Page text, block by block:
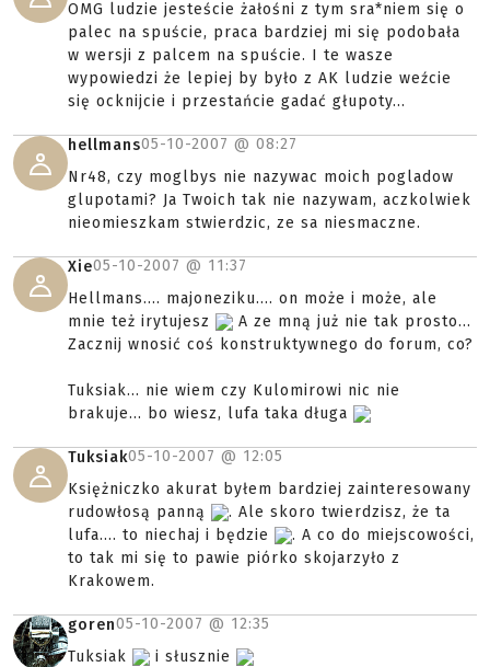
OMG ludzie jesteście żałośni z tym sra*niem się o
palec na spuście, praca bardziej mi się podobała
w wersji z palcem na spuście. I te wasze
wypowiedzi że lepiej by było z AK ludzie weźcie
się ocknijcie i przestańcie gadać głupoty...
hellmans05-10-2007 @ 08:27
Nr48, czy moglbys nie nazywac moich pogladow
glupotami? Ja Twoich tak nie nazywam, aczkolwiek
nieomieszkam stwierdzic, ze sa niesmaczne.
Xie05-10-2007 @ 11:37
Hellmans.... majoneziku.... on może i może, ale
mnie też irytujesz
A ze mną już nie tak prosto...
Zacznij wnosić coś konstruktywnego do forum, co?
Tuksiak... nie wiem czy Kulomirowi nic nie
brakuje... bo wiesz, lufa taka długa
Tuksiak05-10-2007 @ 12:05
Księżniczko akurat byłem bardziej zainteresowany
rudowłosą panną
. Ale skoro twierdzisz, że ta
lufa.... to niechaj i będzie
. A co do miejscowości,
to tak mi się to pawie piórko skojarzyło z
Krakowem.
goren05-10-2007 @ 12:35
Tuksiak
i słusznie